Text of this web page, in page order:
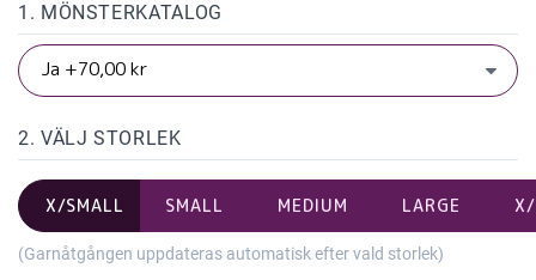
1. MÖNSTERKATALOG
2. VÄLJ STORLEK
X/SMALL SMALL MEDIUM LARGE
(Garnåtgången uppdateras automatisk efter vald storlek)